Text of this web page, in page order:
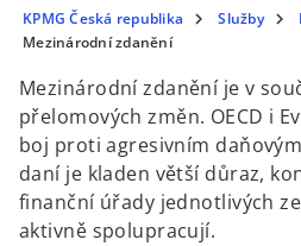
KPMG Česká republika Služby
Mezinárodní zdanění
Mezinárodní zdanění je v
přelomových změn. OECD i
boj proti agresivním
daní je kladen větší důraz,
finanční úřady jednotlivých
aktivně spolupracují.